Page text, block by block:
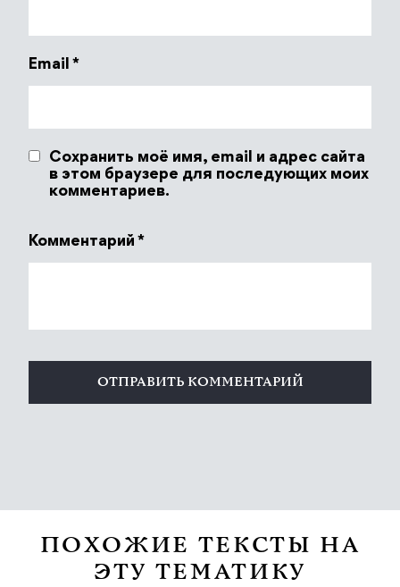
Email *
Сохранить моё имя, email и адрес сайта
в этом браузере для последующих моих
комментариев.
Комментарий *
ПОХОЖИЕ ТЕКСТЫ НА
ЭТУ ТЕМАТИКУ